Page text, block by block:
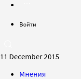
Войти
11 December 2015
Мнения